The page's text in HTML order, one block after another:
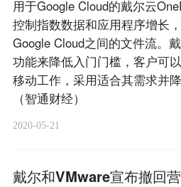
用于Google Cloud的戴尔云
控制指数数据和应用程序增长
Google Cloud之间的文件流。
功能来降低入门门槛，客户可
移动工作，采用适合其需求并
（智通财经）
2020-05-21
戴尔和VMware宣布撤回